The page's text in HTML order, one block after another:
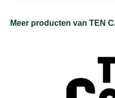
Meer producten van TEN